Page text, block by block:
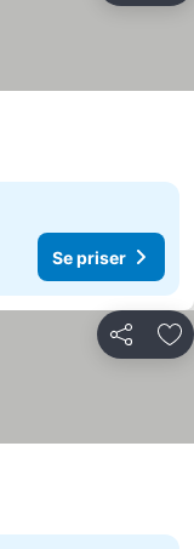
Se priser
Del